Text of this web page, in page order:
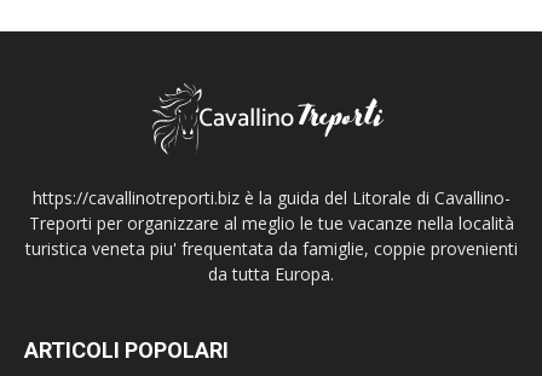
https://cavallinotreporti.biz è la guida del Litorale di Cavallino-
Treporti per organizzare al meglio le tue vacanze nella località
turistica veneta piu' frequentata da famiglie, coppie provenienti
da tutta Europa.
ARTICOLI POPOLARI